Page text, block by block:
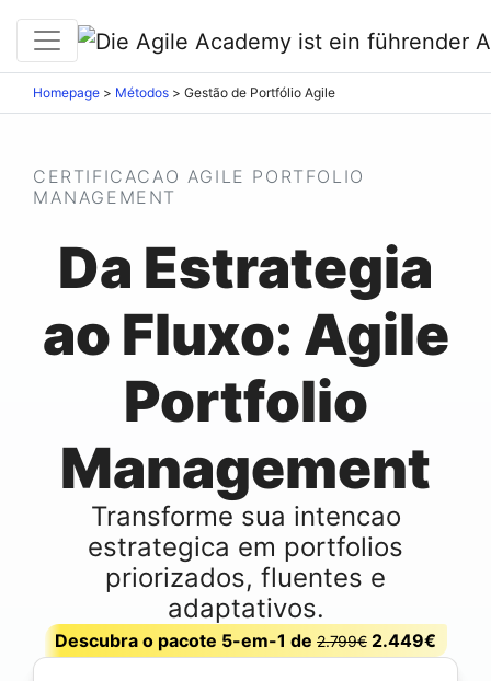
Homepage > Métodos > Gestão de Portfólio Agile
CERTIFICACAO AGILE PORTFOLIO
MANAGEMENT
Da Estrategia
ao Fluxo: Agile
Portfolio
Management
Transforme sua intencao
estrategica em portfolios
priorizados, fluentes e
adaptativos.
Descubra o pacote 5-em-1 de2.799€2.449€